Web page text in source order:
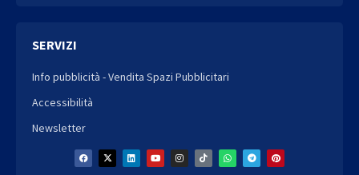
SERVIZI
Info pubblicità - Vendita Spazi Pubblicitari
Accessibilità
Newsletter